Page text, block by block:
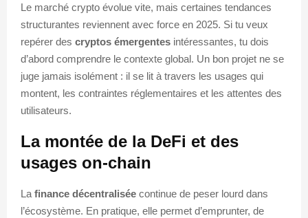
Le marché crypto évolue vite, mais certaines tendances
structurantes reviennent avec force en 2025. Si tu veux
repérer des cryptos émergentes intéressantes, tu dois
d’abord comprendre le contexte global. Un bon projet ne se
juge jamais isolément : il se lit à travers les usages qui
montent, les contraintes réglementaires et les attentes des
utilisateurs.
La montée de la DeFi et des
usages on-chain
La finance décentralisée continue de peser lourd dans
l’écosystème. En pratique, elle permet d’emprunter, de